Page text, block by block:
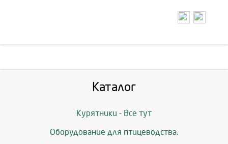
Каталог
Курятники - Все тут
Оборудование для птицеводства.